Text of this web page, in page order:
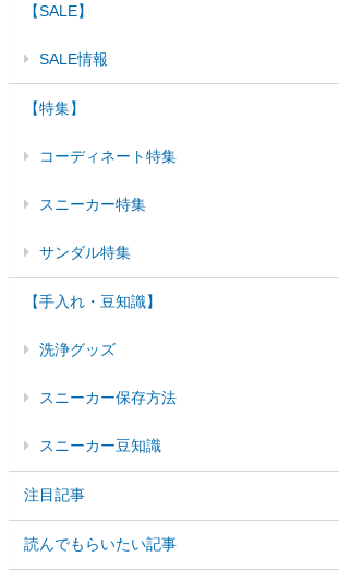
【SALE】
SALE情報
【特集】
コーディネート特集
スニーカー特集
サンダル特集
【手入れ・豆知識】
洗浄グッズ
スニーカー保存方法
スニーカー豆知識
注目記事
読んでもらいたい記事